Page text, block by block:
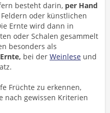
besteht darin, per Hand
oder künstlichen
Ernte wird dann in
oder Schalen gesammelt
besonders als
bei der Weinlese und
Früchte zu erkennen,
nach gewissen Kriterien